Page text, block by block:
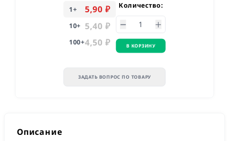
1+ 5,90 ₽
10+ 5,40 ₽
100+4,50 ₽
Количество:
В КОРЗИНУ
ЗАДАТЬ ВОПРОС ПО ТОВАРУ
Описание